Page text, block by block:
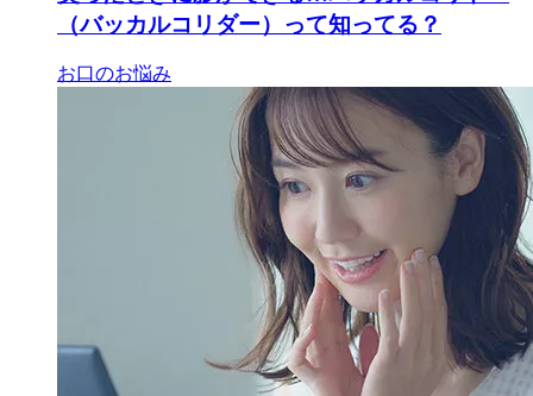
（バッカルコリダー）って知ってる？
お口のお悩み